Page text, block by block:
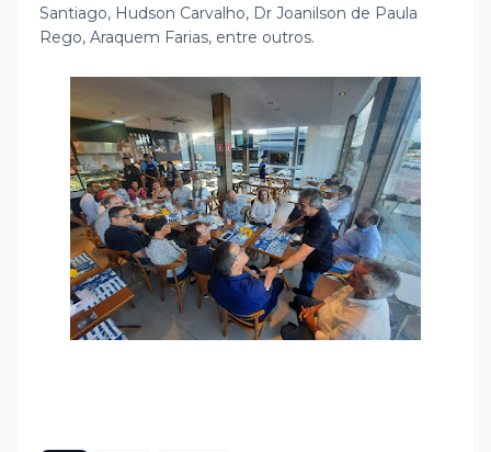
Santiago, Hudson Carvalho, Dr Joanilson de Paula
Rego, Araquem Farias, entre outros.